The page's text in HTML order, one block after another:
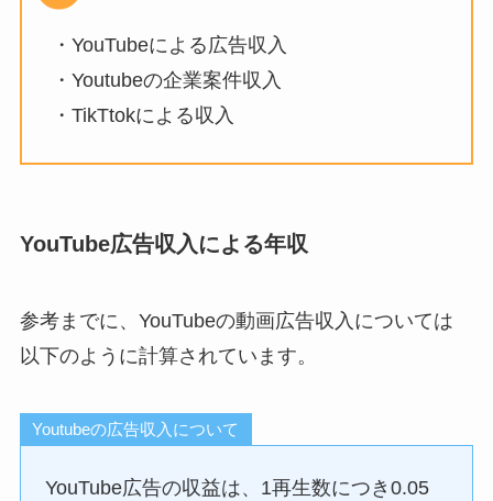
・YouTubeによる広告収入
・Youtubeの企業案件収入
・TikTtokによる収入
YouTube広告収入による年収
参考までに、YouTubeの動画広告収入については
以下のように計算されています。
Youtubeの広告収入について
YouTube広告の収益は、1再生数につき0.05